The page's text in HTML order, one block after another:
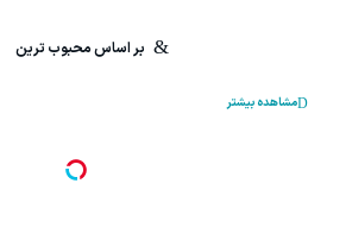
بر اساس محبوب ترین
مشاهده بیشتر